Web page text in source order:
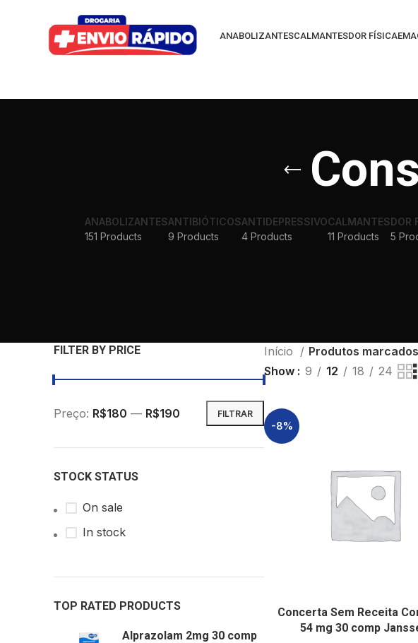
ANABOLIZANTESCALMANTESDOR FÍSICA
ANABOLIZANTES
151 Products
ANTIBIÓTICOS
9 Products
ANTIDEPRESSIVO
4 Products
CALMANTES
11 Products
DOR
5
FILTER BY PRICE
FILTRAR
Preço: R$180 — R$190
STOCK STATUS
On sale
In stock
TOP RATED PRODUCTS
Alprazolam 2mg 30 comp
Início
Produtos
Show
9 12 18 24
-8%
Concerta Sem Receita
54 mg 30 comp